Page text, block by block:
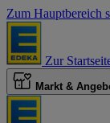
Zum Hauptbereich
Zur
Markt &